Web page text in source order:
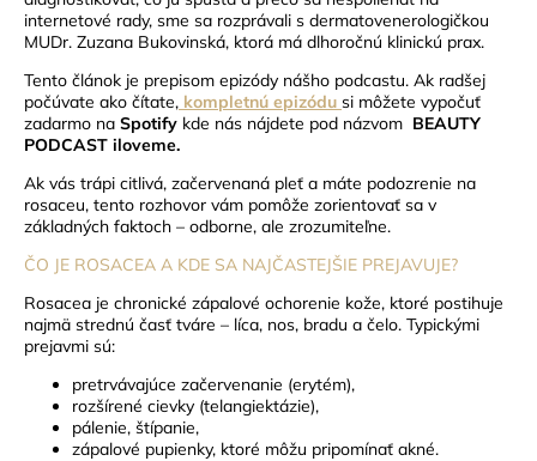
internetové rady, sme sa rozprávali s dermatovenerologičkou
MUDr. Zuzana Bukovinská, ktorá má dlhoročnú klinickú prax.
Tento článok je prepisom epizódy nášho podcastu. Ak radšej
počúvate ako čítate, kompletnú epizódu si môžete vypočuť
zadarmo na Spotify kde nás nájdete pod názvom BEAUTY
PODCAST iloveme.
Ak vás trápi citlivá, začervenaná pleť a máte podozrenie na
rosaceu, tento rozhovor vám pomôže zorientovať sa v
základných faktoch – odborne, ale zrozumiteľne.
ČO JE ROSACEA A KDE SA NAJČASTEJŠIE PREJAVUJE?
Rosacea je chronické zápalové ochorenie kože, ktoré postihuje
najmä strednú časť tváre – líca, nos, bradu a čelo. Typickými
prejavmi sú:
pretrvávajúce začervenanie (erytém),
rozšírené cievky (telangiektázie),
pálenie, štípanie,
zápalové pupienky, ktoré môžu pripomínať akné.